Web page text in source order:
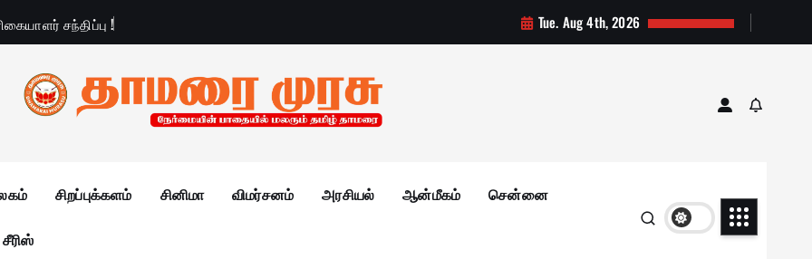
சந்திப்பு ! Tue. Aug 4th, 2026
சிறப்புக்களம் சினிமா விமர்சனம் அரசியல் ஆன்மீகம் சென்னை